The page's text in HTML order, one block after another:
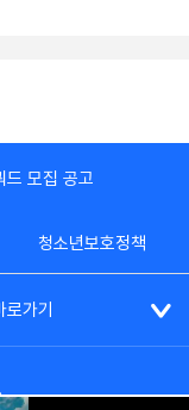
모집 공고
청소년보호정책
가기